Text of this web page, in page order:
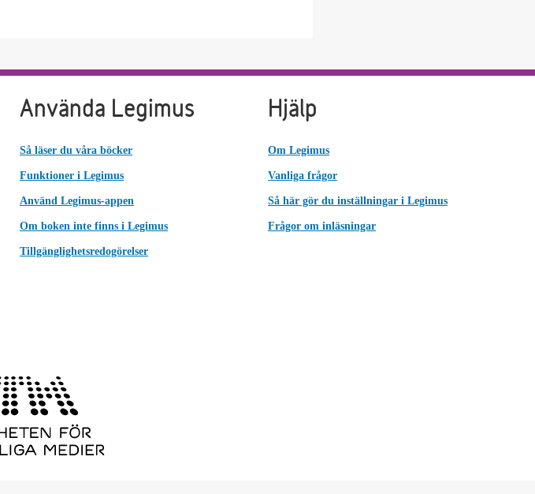
Använda Legimus
Så läser du våra böcker
Funktioner i Legimus
Använd Legimus-appen
Om boken inte finns i Legimus
Tillgänglighetsredogörelser
Hjälp
Om Legimus
Vanliga frågor
Så här gör du inställningar i Legimus
Frågor om inläsningar